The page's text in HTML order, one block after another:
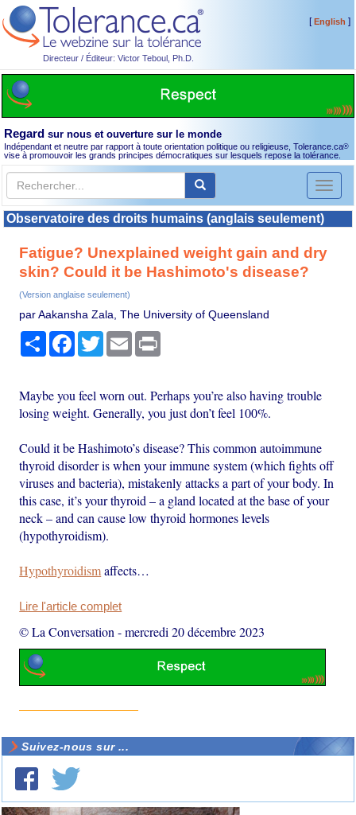
Directeur / Éditeur: Victor Teboul, Ph.D.
[English ]
Regard sur nous et ouverture sur le monde
Indépendant et neutre par rapport à toute orientation politique ou religieuse, Tolerance.ca®
vise à promouvoir les grands principes démocratiques sur lesquels repose la tolérance.
Toggle
Observatoire des droits humains (anglais seulement)
Fatigue? Unexplained weight gain and dry
skin? Could it be Hashimoto's disease?
(Version anglaise seulement)
par Aakansha Zala, The University of Queensland
PartagerFacebook
TwitterEmail
Maybe you feel worn out. Perhaps you’re also having trouble
losing weight. Generally, you just don’t feel 100%.
Could it be Hashimoto’s disease? This common autoimmune
thyroid disorder is when your immune system (which fights off
viruses and bacteria), mistakenly attacks a part of your body. In
this case, it’s your thyroid – a gland located at the base of your
neck – and can cause low thyroid hormones levels
(hypothyroidism).
Hypothyroidismaffects…
Lire l'article complet
© La Conversation -mercredi 20 décembre 2023
Suivez-nous sur ...